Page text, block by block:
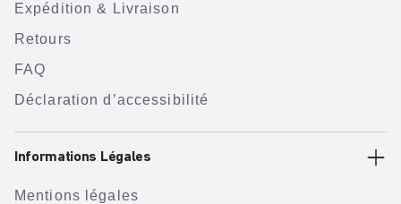
Expédition & Livraison
Retours
FAQ
Déclaration d’accessibilité
Informations Légales
Mentions légales